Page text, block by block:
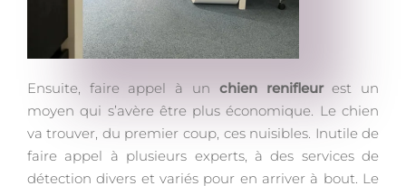
Ensuite, faire appel à un chien renifleurest un
moyen qui s’avère être plus économique. Le chien
va trouver, du premier coup, ces nuisibles. Inutile de
faire appel à plusieurs experts, à des services de
détection divers et variés pour en arriver à bout. Le